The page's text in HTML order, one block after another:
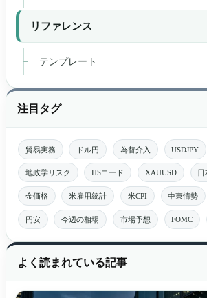
リファレンス
テンプレート
注目タグ
貿易実務 ドル円 為替介入 USDJPY
地政学リスク HSコード XAUUSD 日
金価格 米雇用統計 米CPI 中東情勢
円安 今週の相場 市場予想 FOMC
よく読まれている記事